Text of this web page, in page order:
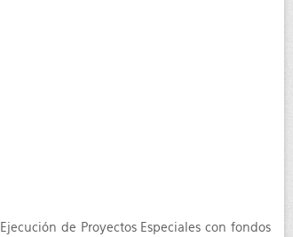
de Proyectos Especiales con fondos